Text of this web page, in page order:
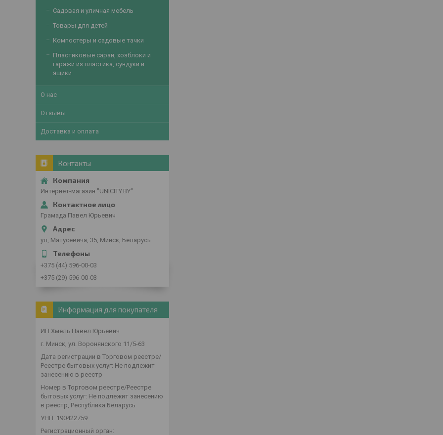
Садовая и уличная мебель
Товары для детей
Компостеры и садовые тачки
Пластиковые сараи, хозблоки и
гаражи из пластика, сундуки и
ящики
О нас
Отзывы
Доставка и оплата
Контакты
Интернет-магазин "UNICITY.BY"
Грамада Павел Юрьевич
ул, Матусевича, 35, Минск, Беларусь
+375 (44) 596-00-03
+375 (29) 596-00-03
Информация для покупателя
ИП Хмель Павел Юрьевич
г. Минск, ул. Воронянского 11/5-63
Дата регистрации в Торговом реестре/
Реестре бытовых услуг: Не подлежит
занесению в реестр
Номер в Торговом реестре/Реестре
бытовых услуг: Не подлежит занесению
в реестр, Республика Беларусь
УНП: 190422759
Регистрационный орган: